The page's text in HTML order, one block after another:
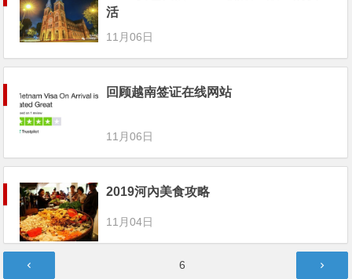
活
11月06日
回顾越南签证在线网站
11月06日
2019河內美食攻略
11月04日
第6